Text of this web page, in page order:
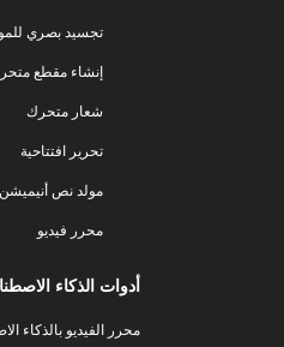
تجسيد بصري
إنشاء مقطع
شعار متحرك
تحرير افتتاحية
مولد نص أنيميشن
محرر فيديو
أدوات الذكاء
محرر الفيديو بالذكاء